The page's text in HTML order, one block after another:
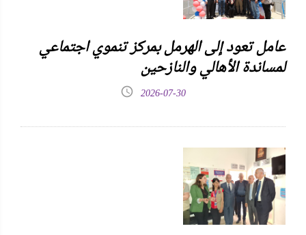
عامل تعود إلى الهرمل بمركز تنموي اجتماعي
لمساندة الأهالي والنازحين
2026-07-30